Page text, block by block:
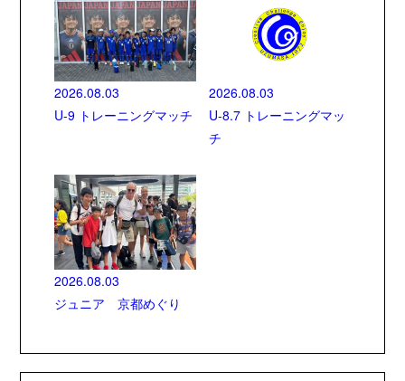
2026.08.03
U-9 トレーニングマッチ
2026.08.03
U-8.7 トレーニングマッ
チ
2026.08.03
ジュニア 京都めぐり